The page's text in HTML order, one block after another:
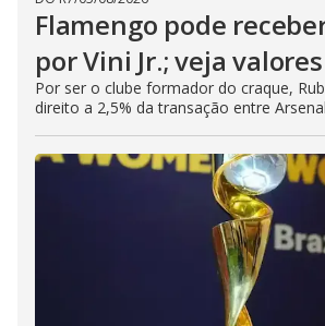
Flamengo pode
por Vini Jr.; veja valores
Por ser o clube formador do craque,
direito a 2,5% da transação entre